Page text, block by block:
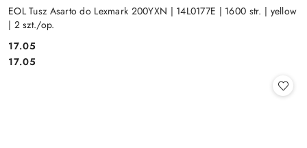
EOL Tusz Asarto do Lexmark 200YXN | 14L0177E | 1600 str. | yellow
| 2 szt./op.
Cena:
17.05
Cena:
17.05